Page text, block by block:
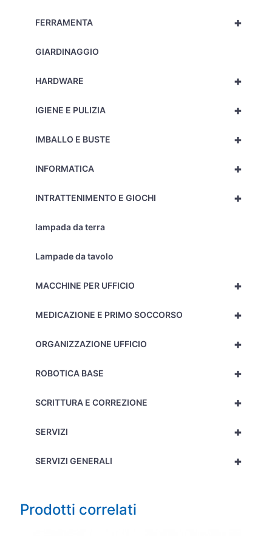
+
FERRAMENTA
GIARDINAGGIO
+
HARDWARE
+
IGIENE E PULIZIA
+
IMBALLO E BUSTE
+
INFORMATICA
+
INTRATTENIMENTO E GIOCHI
lampada da terra
Lampade da tavolo
+
MACCHINE PER UFFICIO
+
MEDICAZIONE E PRIMO SOCCORSO
+
ORGANIZZAZIONE UFFICIO
+
ROBOTICA BASE
+
SCRITTURA E CORREZIONE
+
SERVIZI
+
SERVIZI GENERALI
Prodotti correlati